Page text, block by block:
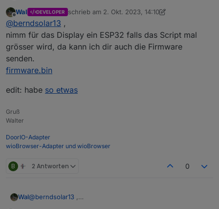
supi :)
Die 2 Scripte oben gebe ich unter Konsole >
Scripte ein.
Einmal in der Steckdose 1x im Wemos wo das
Wo genau hast du nun die IP des Wemos
Offline
Wal DEVELOPER schrieb am 2. Okt. 2023, 14:10
zuletzt editiert von Wal10. Feb. 2023, 16:15
@berndsolar13 ,
nimm für das Display ein ESP32 falls das Script mal
grösser wird, da kann ich dir auch die Firmware
senden.
firmware.bin
edit: habe so etwas
Gruß
Walter
DoorIO-Adapter
wioBrowser-Adapter und wioBrowser
B 2 Antworten 0
Wal@berndsolar13